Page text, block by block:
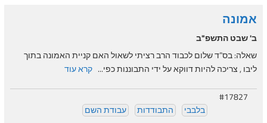
אמונה
ב' שבט התשפ"ב
שאלה: בס”ד שלום לכבוד הרב רציתי לשאול האם קניית האמונה בתוך
ליבו , צריכה להיות דווקא על ידי התבוננות כפי... קרא עוד
#17827
בלבבי
התבודדות עבודת השם